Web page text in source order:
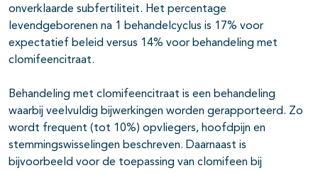
onverklaarde subfertiliteit. Het percentage
levendgeborenen na 1 behandelcyclus is 17% voor
expectatief beleid versus 14% voor behandeling met
clomifeencitraat.
Behandeling met clomifeencitraat is een behandeling
waarbij veelvuldig bijwerkingen worden gerapporteerd. Zo
wordt frequent (tot 10%) opvliegers, hoofdpijn en
stemmingswisselingen beschreven. Daarnaast is
bijvoorbeeld voor de toepassing van clomifeen bij